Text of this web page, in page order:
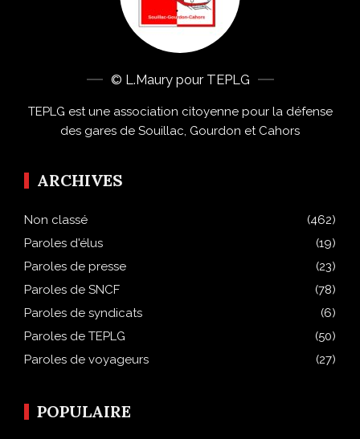
© L.Maury pour TEPLG
TEPLG est une association citoyenne pour la défense
des gares de Souillac, Gourdon et Cahors
ARCHIVES
Non classé
(462)
Paroles d'élus
(19)
Paroles de presse
(23)
Paroles de SNCF
(78)
Paroles de syndicats
(6)
Paroles de TEPLG
(50)
Paroles de voyageurs
(27)
POPULAIRE